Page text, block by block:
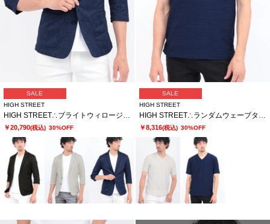
SALE
HIGH STREET
￥20,790(税込) 30%OFF
SALE
HIGH STREET
￥8,316(税込) 30%OFF